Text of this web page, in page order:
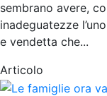
sembrano avere,
inadeguatezze
e vendetta che...
Articolo